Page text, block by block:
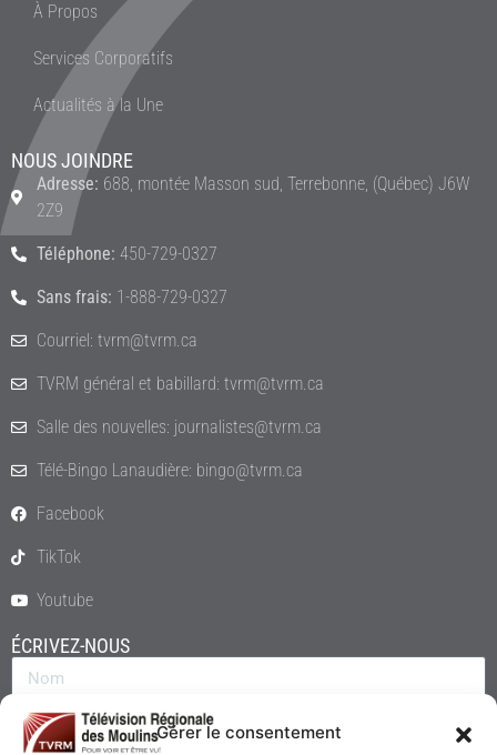
Gérer le consentement
À Propos
Services Corporatifs
Actualités à la Une
NOUS JOINDRE
Adresse: 688, montée Masson sud, Terrebonne, (Québec) J6W
2Z9
Téléphone: 450-729-0327
Sans frais: 1-888-729-0327
Courriel: tvrm@tvrm.ca
TVRM général et babillard: tvrm@tvrm.ca
Salle des nouvelles: journalistes@tvrm.ca
Télé-Bingo Lanaudière: bingo@tvrm.ca
Facebook
TikTok
Youtube
ÉCRIVEZ-NOUS